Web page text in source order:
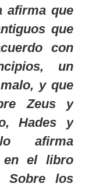
afirma que
que
con
un
y que
Zeus y
Hades y
afirma
en el libro
Sobre los